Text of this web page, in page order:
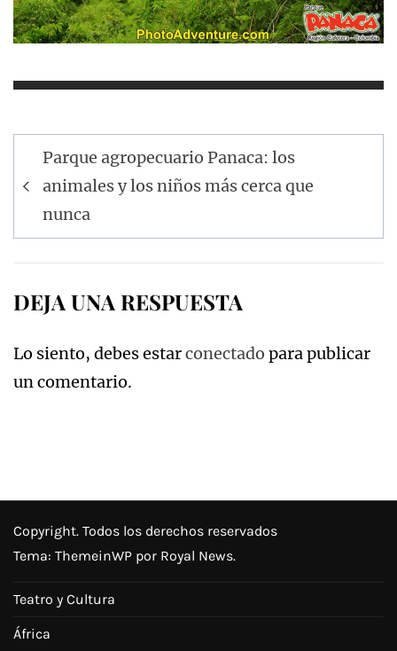
Navegación
de
entradas
Parque agropecuario Panaca: los
animales y los niños más cerca que
nunca
DEJA UNA RESPUESTA
Lo siento, debes estarconectado para publicar
un comentario.
Copyright. Todos los derechos reservados
Tema: ThemeinWP por Royal News.
Teatro y Cultura
África